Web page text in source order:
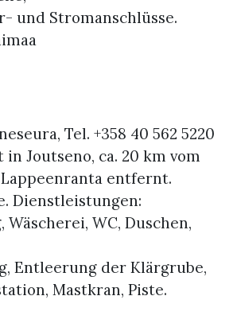
und Stromanschlüsse.
Tel. +358 40 562 5220
Joutseno, ca. 20 km vom
entfernt.
Dienstleistungen:
Wäscherei, WC, Duschen,
Entleerung der Klärgrube,
Mastkran, Piste.